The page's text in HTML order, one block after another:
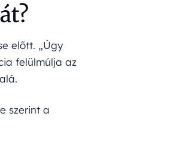
előtt. „Úgy
felülmúlja az
szerint a